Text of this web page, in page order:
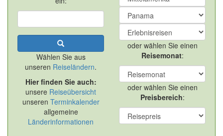
Wählen Sie aus
unseren Reiseländern.
Hier finden Sie auch:
unsere Reiseübersicht
unseren Terminkalender
allgemeine
Länderinformationen
oder wählen Sie einen
Reisemonat:
oder wählen Sie einen
Preisbereich: